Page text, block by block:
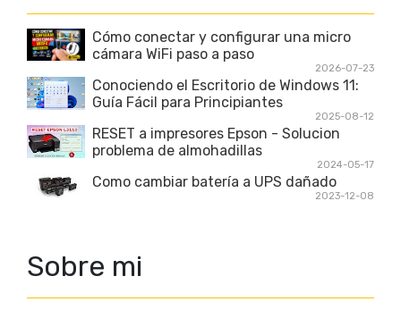
Cómo conectar y configurar una micro
cámara WiFi paso a paso
2026-07-23
Conociendo el Escritorio de Windows 11:
Guía Fácil para Principiantes
2025-08-12
RESET a impresores Epson - Solucion
problema de almohadillas
2024-05-17
Como cambiar batería a UPS dañado
2023-12-08
Sobre mi